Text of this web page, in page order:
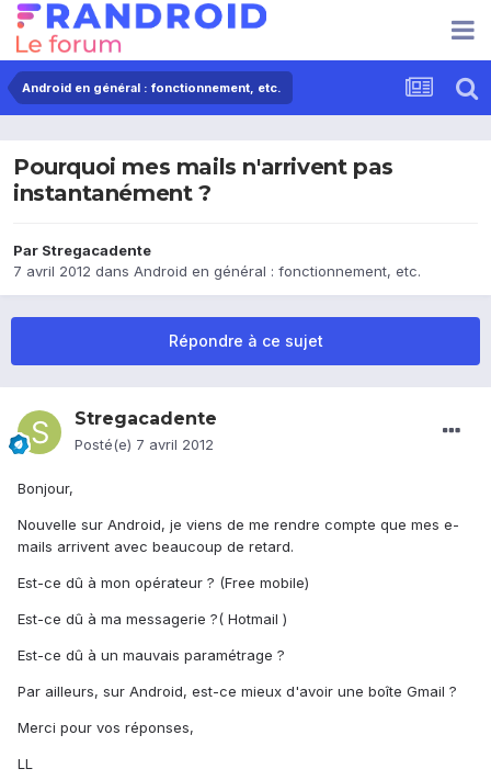
Android en général : fonctionnement, etc.
Pourquoi mes mails n'arrivent pas
instantanément ?
Par Stregacadente
7 avril 2012 dans Android en général : fonctionnement, etc.
Répondre à ce sujet
Stregacadente
Posté(e) 7 avril 2012
Bonjour,
Nouvelle sur Android, je viens de me rendre compte que mes e-
mails arrivent avec beaucoup de retard.
Est-ce dû à mon opérateur ? (Free mobile)
Est-ce dû à ma messagerie ?( Hotmail )
Est-ce dû à un mauvais paramétrage ?
Par ailleurs, sur Android, est-ce mieux d'avoir une boîte Gmail ?
Merci pour vos réponses,
LL